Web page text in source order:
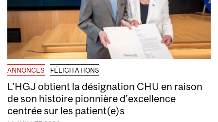
ANNONCES FÉLICITATIONS
L’HGJ obtient la désignation CHU en raison
de son histoire pionnière d’excellence
centrée sur les patient(e)s